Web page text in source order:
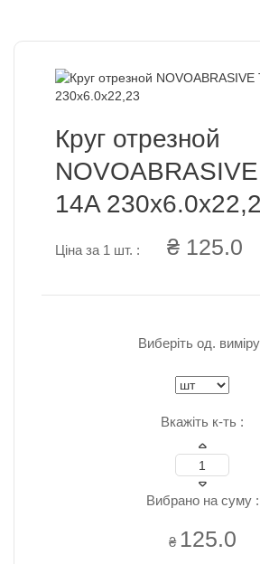
Круг отрезной
14A
Ціна за 1 шт. : ₴ 125.0
Виберіть од.
Вкажіть к-ть :
Вибрано на суму :
₴ 125.0